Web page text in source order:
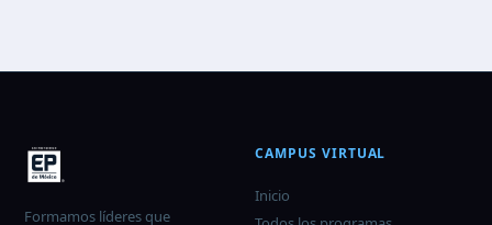
Formamos líderes que
CAMPUS VIRTUAL
Inicio